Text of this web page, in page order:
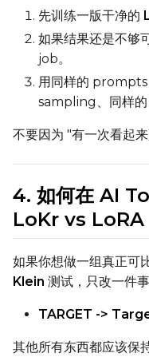
先训练一版干净的
如果结果还是不够
job。
用同样的
sampling、同样
不要因为 "有一次看起来
4. 如何在 AI
LoKr vs LoRA
如果你想做一组真正可
Klein 测试，只改一件事
TARGET ->
其他所有东西都应该保